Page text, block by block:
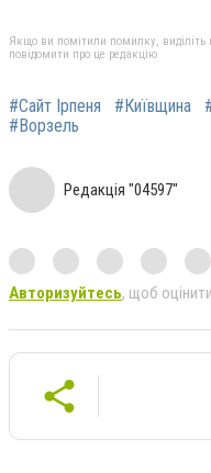
Якщо ви помітили помилку, виділіть
повідомити про це редакцію
#Сайт Ірпеня #Київщина
#Ворзель
Редакція "04597"
Авторизуйтесь, щоб оцінити